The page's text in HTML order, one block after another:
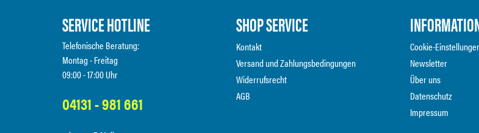
SERVICE HOTLINE
Telefonische Beratung:
Montag - Freitag
09:00 - 17:00 Uhr
04131 - 981 661
SHOP SERVICE
Kontakt
Versand und Zahlungsbedingungen
Widerrufsrecht
AGB
Cookie-
Newsletter
Über uns
Datenschutz
Impressum